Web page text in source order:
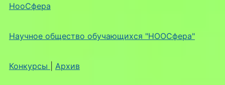
НооСфера
Научное общество обучающихся "НООСфера"
Конкурсы Архив